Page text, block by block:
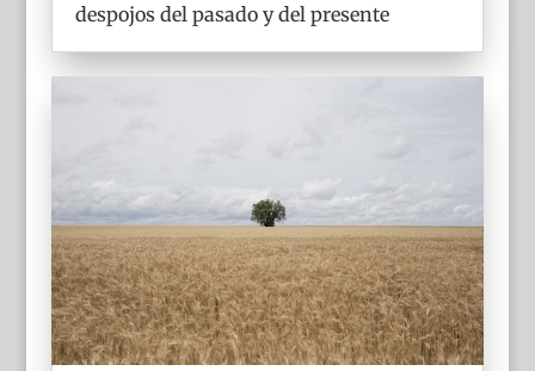
despojos del pasado y del presente